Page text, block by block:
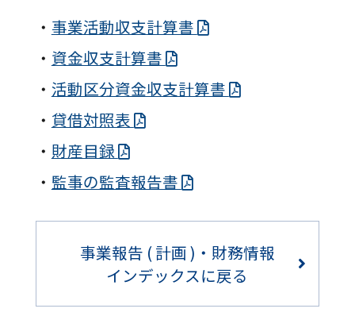
事業活動収支計算書
資金収支計算書
活動区分資金収支計算書
貸借対照表
財産目録
監事の監査報告書
事業報告 ( 計画 )・財務情報
インデックスに戻る